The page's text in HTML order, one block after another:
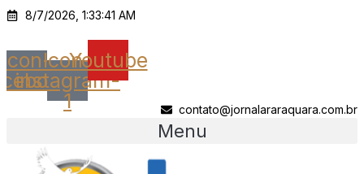
Ir
o
conteúdo
8/7/2026, 1:33:41 AM
Icon-Icon-
instagram-
1
Youtube
contato@jornalararaquara.com.br
Menu